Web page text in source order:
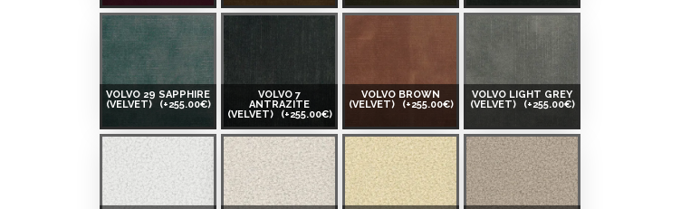
VOLVO 29 SAPPHIRE
(VELVET)
(+255.00€)
VOLVO 7
ANTRAZITE
(VELVET)
(+255.00€)
VOLVO BROWN
(VELVET)
(+255.00€)
VOLVO LIGHT GREY
(VELVET)
(+255.00€)